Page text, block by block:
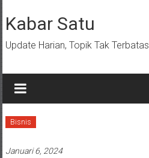
ke
konten
Kabar Satu
Update Harian, Topik Tak Terbatas
Bisnis
Januari 6, 2024